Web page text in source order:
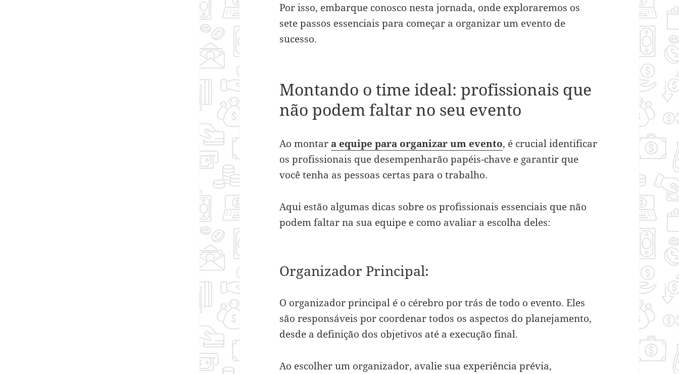
Por isso, embarque conosco nesta jornada, onde exploraremos os
sete passos essenciais para começar a organizar um evento de
sucesso.
Montando o time ideal: profissionais que
não podem faltar no seu evento
Ao montar a equipe para organizar um evento, é crucial identificar
os profissionais que desempenharão papéis-chave e garantir que
você tenha as pessoas certas para o trabalho.
Aqui estão algumas dicas sobre os profissionais essenciais que não
podem faltar na sua equipe e como avaliar a escolha deles:
Organizador Principal:
O organizador principal é o cérebro por trás de todo o evento. Eles
são responsáveis por coordenar todos os aspectos do planejamento,
desde a definição dos objetivos até a execução final.
Ao escolher um organizador, avalie sua experiência prévia,